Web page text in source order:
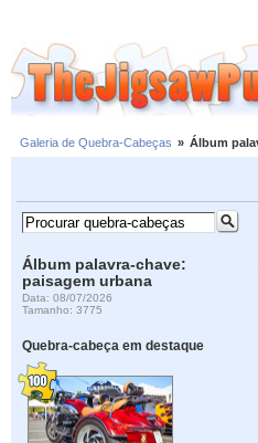
Galeria de Quebra-Cabeças » Álbum
Álbum palavra-chave:
paisagem urbana
Data: 08/07/2026
Tamanho: 3775
Quebra-cabeça em destaque